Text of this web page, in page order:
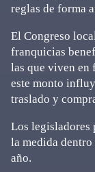
reglas de forma
El Congreso
franquicias
las que viven en
este monto
traslado y
Los legisladores
la medida
año.